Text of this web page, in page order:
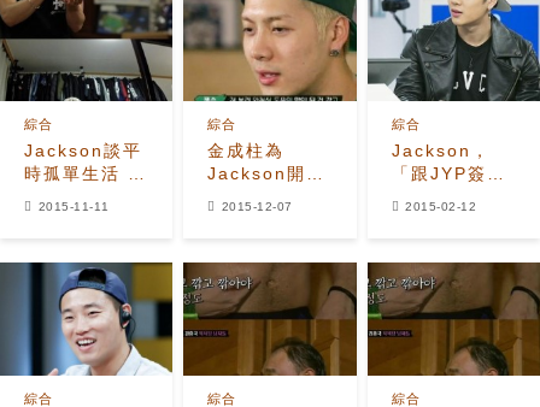
Jackson談平
時孤單生活 熱
衷有機農因為
綜合
2015-11-11
金成柱為
Jackson開展
《拜託了冰
是中國人？"
綜合
2015-12-07
Jackson，
「跟JYP簽約
的時候約定不
綜合
2015-02-12
綜合 綜合 綜合